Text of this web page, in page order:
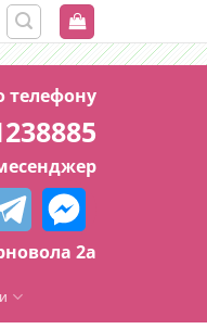
телефону
2а